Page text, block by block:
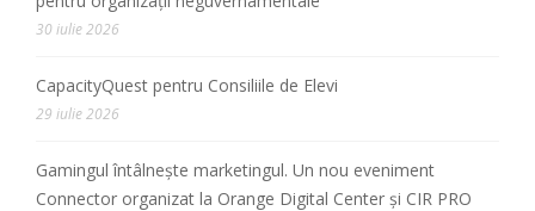
30 iulie 2026
CapacityQuest pentru Consiliile de Elevi
29 iulie 2026
Gamingul întâlnește marketingul. Un nou eveniment
Connector organizat la Orange Digital Center și CIR PRO